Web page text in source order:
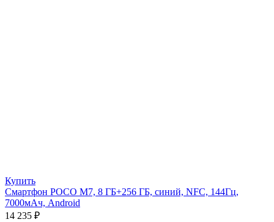
Купить
Смартфон POCO M7, 8 ГБ+256 ГБ, синий, NFC, 144Гц,
7000мАч, Android
14 235 ₽